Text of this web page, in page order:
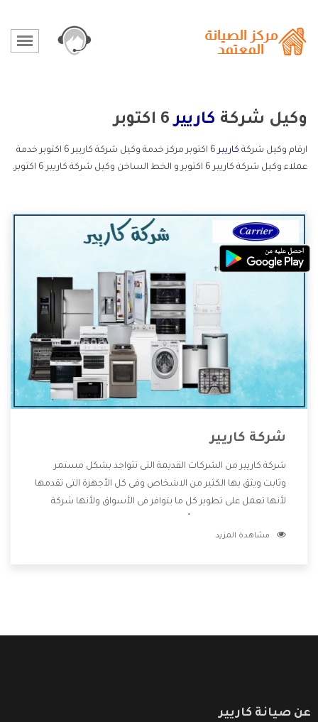
وكيل شركة كاريير6 اكتوبر
ارقام وكيل شركة كاريير
6 اكتوبر مركز خدمة وكيل شركة كاريير 6 اكتوبر خدمة
عملاء وكيل شركة كاريير 6 اكتوبر و الخط الساخن وكيل شركة كاريير 6 اكتوبر.
شركة كاريير
شركة كاريير من الشركات القديمة التى تتواجد بشكل مستمر
وثابت ويثق بها الكثير من الاشخاص وفى كل الأجهزة التى تقدمها
لأنها تعمل على تطوير كل ما يتوافر فى الأسواق ولأنها شركة
وتقدم للعملاء أقوى العروض والخصومات التى تسهل على
مشاهدة المزيد
عن صيانة كاريير